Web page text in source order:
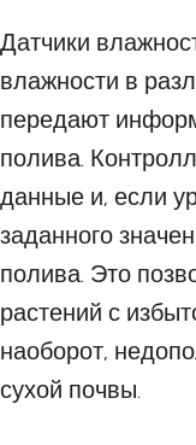
Датчики
влажности в
передают
полива.
данные и, если
заданного
полива. Это
растений с
наоборот,
сухой почвы.